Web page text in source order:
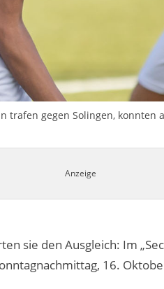
trafen gegen Solingen,
sie den Ausgleich: Im
16.